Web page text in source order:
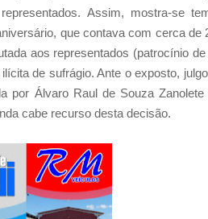
Assim, mostra-se
que contava com cerca de
aos representados (patrocínio
de sufrágio. Ante o exposto,
por Álvaro Raul de Souza
cabe recurso desta decisão.